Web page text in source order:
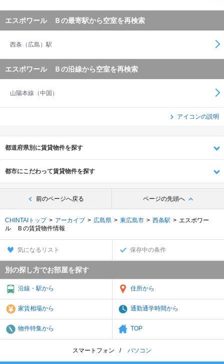
エスポワール Ｂの最寄駅から空室を再検索
西条（広島）駅
エスポワール Ｂの沿線から空室を再検索
山陽本線（中国）
アイコンの説明
都道府県別に賃貸物件を探す
都市にこだわって賃貸物件を探す
前のページへ戻る ページの先頭へ
CHINTAIトップ アーカイブ 広島県 東広島市 西条駅
エスポワー
ル Ｂの賃貸物件情報
気になるリスト 保存中の条件
別の探し方でお部屋を探す
沿線・駅から 住所から
家賃相場から 通勤通学時間から
物件特集から TOP
スマートフォン パソコン